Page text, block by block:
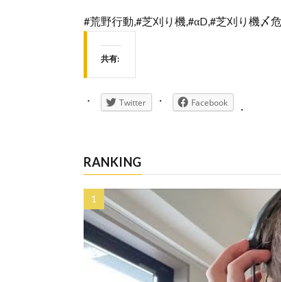
#荒野行動,#芝刈り機,#αD,#芝刈り機〆危
共有:
Twitter Facebook
RANKING